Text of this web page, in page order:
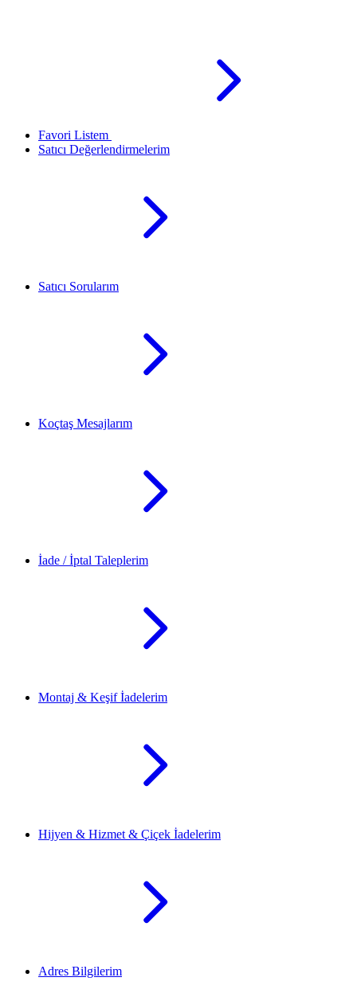
Favori Listem
Satıcı Değerlendirmelerim
Satıcı Sorularım
Koçtaş Mesajlarım
İade / İptal Taleplerim
Montaj & Keşif İadelerim
Hijyen & Hizmet & Çiçek İadelerim
Adres Bilgilerim